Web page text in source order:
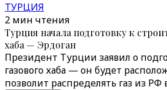
ТУРЦИЯ
2 мин чтения
Турция начала подготовку к
хаба — Эрдоган
Президент Турции заявил о
газового хаба — он будет
позволит распределять газ из РФ